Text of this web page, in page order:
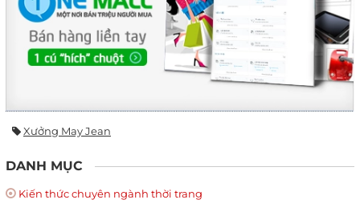
Xưởng May Jean
DANH MỤC
Kiến thức chuyên ngành thời trang